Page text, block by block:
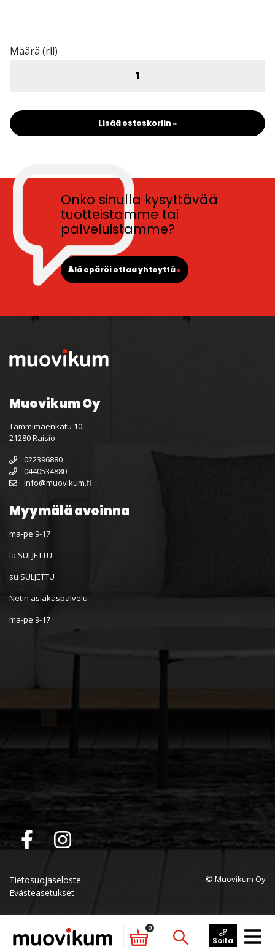
0
Määrä (rll)
Lisää ostoskoriin »
Onko sinulla kysyttävää
tuotteistamme tai
palveluistamme?
Älä epäröi ottaa yhteyttä»
Muovikum Oy
Tammimäenkatu 10
21280 Raisio
022396880
0440534880
info@muovikum.fi
Myymälä avoinna
ma-pe 9-17
la SULJETTU
su SULJETTU
Netin asiakaspalvelu
ma-pe 9-17
Tietosuojaseloste
Evästeasetukset
© Muovikum Oy
Soita